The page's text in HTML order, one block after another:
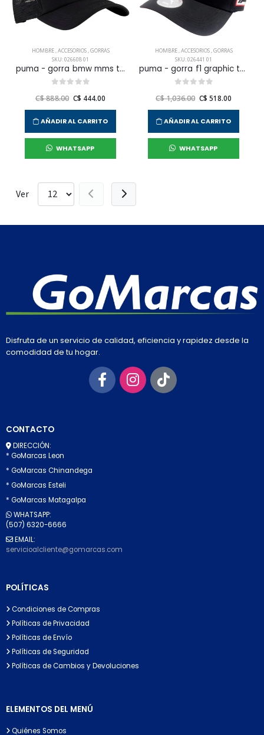
HOMBRE,ACCESORIOS,GORRAS
SKU: 026608 01
puma - gorra bmw mms trucker para hombre
C$ 888.00 C$ 444.00
AÑADIR AL CARRITO
WHATSAPP
HOMBRE,ACCESORIOS,GORRAS
SKU: 026441 01
puma - gorra f1 graphic trucker para hombre
C$ 1,036.00 C$ 518.00
AÑADIR AL CARRITO
WHATSAPP
Ver
Disfruta de un servicio de calidad, eficiencia y rapidez desde la
comodidad de tu hogar.
CONTACTO
DIRECCIÓN:
* GoMarcas Leon
* GoMarcas Chinandega
* GoMarcas Esteli
* GoMarcas Matagalpa
WHATSAPP:
(507) 6320-6666
EMAIL:
servicioalcliente@gomarcas.com
POLÍTICAS
Condiciones de Compras
Políticas de Privacidad
Políticas de Envío
Políticas de Seguridad
Políticas de Cambios y Devoluciones
ELEMENTOS DEL MENÚ
Quiénes Somos